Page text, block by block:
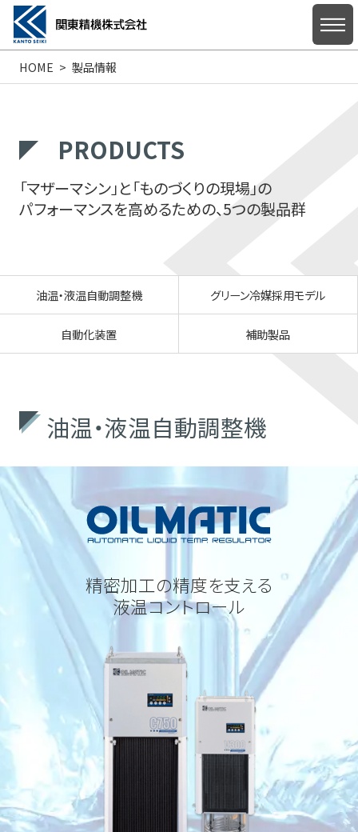
私たちについて
サポート・お問い合わせ
会社情報
採用情報
特集記事一覧
お知らせ・技術情報
プライバシーポリシー
HOME 製品情報
PRODUCTS
「マザーマシン」と「ものづくりの現場」の
パフォーマンスを高めるための、5つの製品群
油温・液温自動調整機 グリーン冷媒採用モデル
自動化装置 補助製品
油温・液温自動調整機
精密加工の精度を支える
液温コントロール